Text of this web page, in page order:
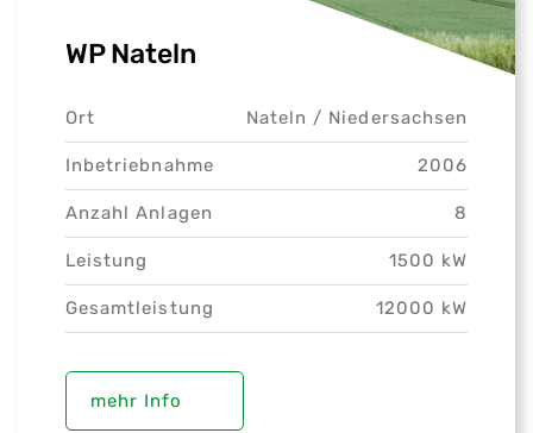
WP Nateln
Ort Nateln / Niedersachsen
Inbetriebnahme 2006
Anzahl Anlagen 8
Leistung 1500 kW
Gesamtleistung 12000 kW
mehr Info